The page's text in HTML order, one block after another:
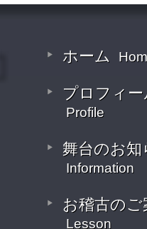
ホーム
プロフィー
Profile
舞台のお知
Information
お稽古のご
Lesson